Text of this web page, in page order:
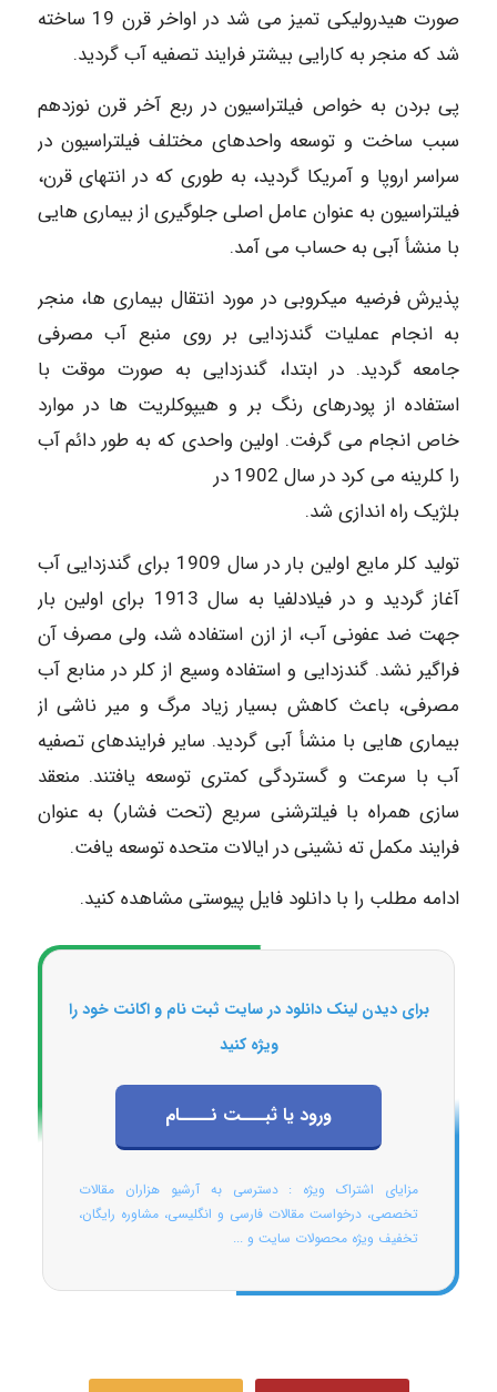
صورت هیدرولیکی تمیز می شد در اواخر قرن 19 ساخته
شد که منجر به کارایی بیشتر فرایند تصفیه آب گردید.
پی بردن به خواص فیلتراسیون در ربع آخر قرن نوزدهم
سبب ساخت و توسعه واحدهای مختلف فیلتراسیون در
سراسر اروپا و آمریکا گردید، به طوری که در انتهای قرن،
فیلتراسیون به عنوان عامل اصلی جلوگیری از بیماری هایی
با منشأ آبی به حساب می آمد.
پذیرش فرضیه میکروبی در مورد انتقال بیماری ها، منجر
به انجام عملیات گندزدایی بر روی منبع آب مصرفی
جامعه گردید. در ابتدا، گندزدایی به صورت موقت با
استفاده از پودرهای رنگ بر و هیپوکلریت ها در موارد
خاص انجام می گرفت. اولین واحدی که به طور دائم آب
را کلرینه می کرد در سال 1902 در
بلژیک راه اندازی شد.
تولید کلر مایع اولین بار در سال 1909 برای گندزدایی آب
آغاز گردید و در فیلادلفیا به سال 1913 برای اولین بار
جهت ضد عفونی آب، از ازن استفاده شد، ولی مصرف آن
فراگیر نشد. گندزدایی و استفاده وسیع از کلر در منابع آب
مصرفی، باعث کاهش بسیار زیاد مرگ و میر ناشی از
بیماری هایی با منشأ آبی گردید. سایر فرایندهای تصفیه
آب با سرعت و گستردگی کمتری توسعه یافتند. منعقد
سازی همراه با فیلترشنی سریع (تحت فشار) به عنوان
فرایند مکمل ته نشینی در ایالات متحده توسعه یافت.
ادامه مطلب را با دانلود فایل پیوستی مشاهده کنید.
برای دیدن لینک دانلود در سایت ثبت نام و اکانت خود را
ویژه کنید
ورود یا ثبـــت نــــام
مزایای اشتراک ویژه : دسترسی به آرشیو هزاران مقالات
تخصصی، درخواست مقالات فارسی و انگلیسی، مشاوره رایگان،
تخفیف ویژه محصولات سایت و ...